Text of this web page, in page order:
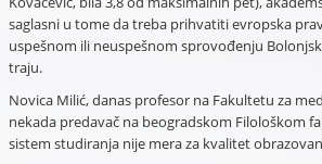
saglasni u tome da treba prihvatiti evropska
uspešnom ili neuspešnom sprovođenju
traju.
Novica Milić, danas profesor na Fakultetu za
nekada predavač na beogradskom Filološkom
sistem studiranja nije mera za kvalitet